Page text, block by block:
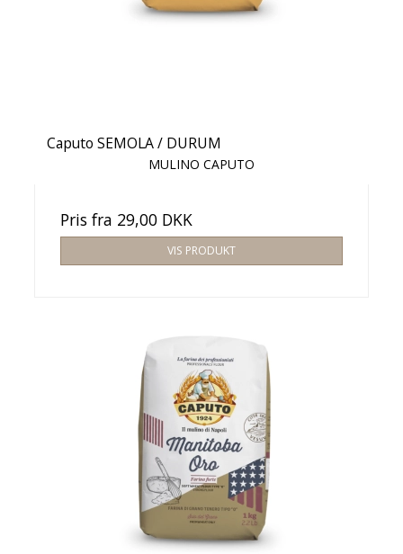
Caputo SEMOLA / DURUM
MULINO CAPUTO
Pris fra 29,00 DKK
VIS PRODUKT